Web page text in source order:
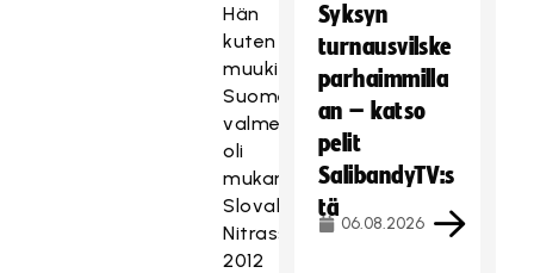
Hän
kuten
muukin
Suomen
valmennus
oli
mukana
Slovakian
Nitrassa
2012
Syksyn
turnausvilske
parhaimmilla
an – katso
pelit
SalibandyTV:s
tä
06.08.2026